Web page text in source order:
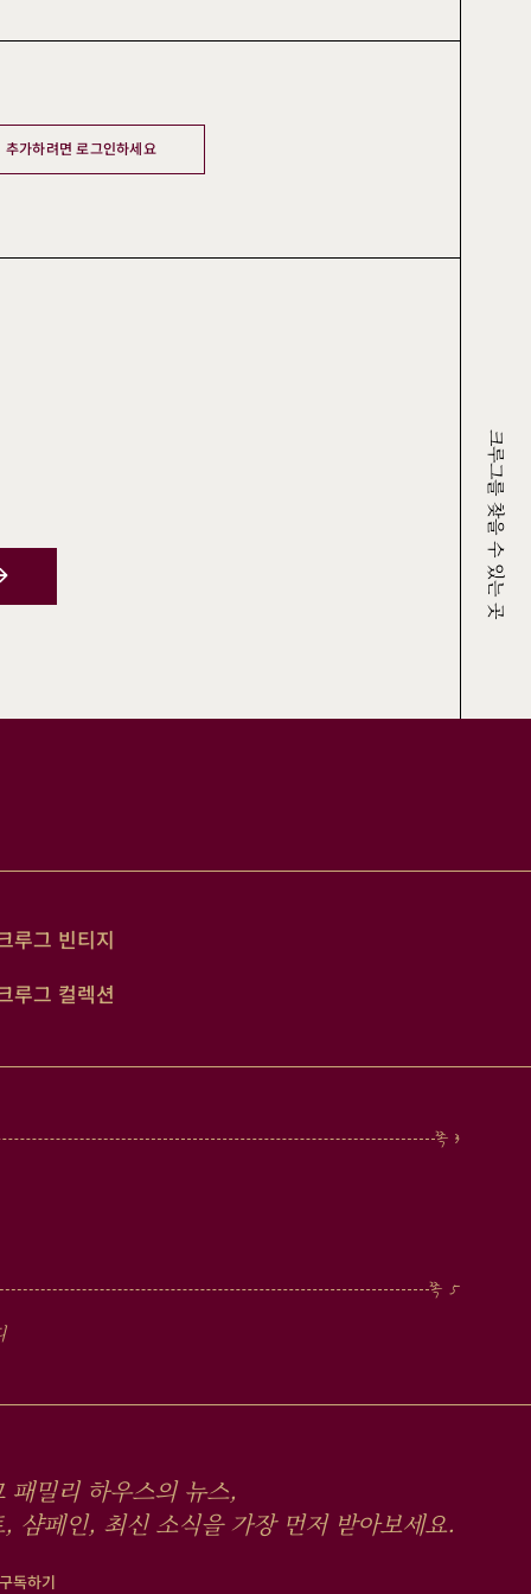
크루그를 찾을 수 있는 곳
가하려면 로그인하세요
루그 빈티지
루그 컬렉션
밀리 하우스의 뉴스,
샴페인, 최신 소식을 가장 먼저 받아보세요.
독하기